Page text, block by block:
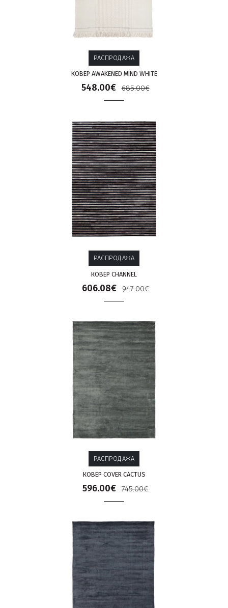
РАСПРОДАЖА
КОВЕР AWAKENED MIND WHITE
548.00€ 685.00€
РАСПРОДАЖА
КОВЕР CHANNEL
606.08€ 947.00€
РАСПРОДАЖА
КОВЕР COVER CACTUS
596.00€ 745.00€